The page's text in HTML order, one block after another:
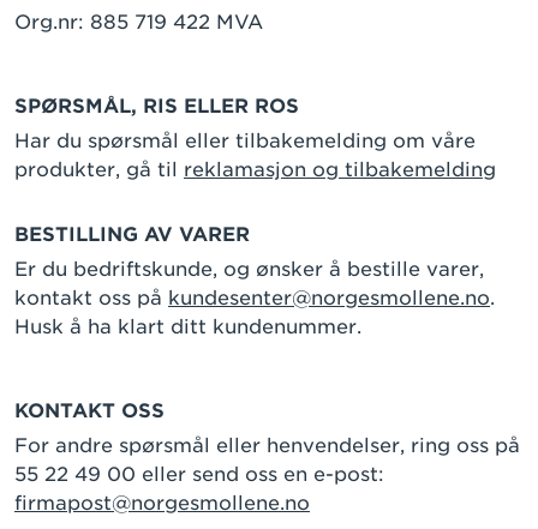
Org.nr: 885 719 422 MVA
SPØRSMÅL, RIS ELLER ROS
Har du spørsmål eller tilbakemelding om våre
produkter, gå til reklamasjon og tilbakemelding
BESTILLING AV VARER
Er du bedriftskunde, og ønsker å bestille varer,
kontakt oss på kundesenter@norgesmollene.no.
Husk å ha klart ditt kundenummer.
KONTAKT OSS
For andre spørsmål eller henvendelser, ring oss på
55 22 49 00 eller send oss en e-post:
firmapost@norgesmollene.no